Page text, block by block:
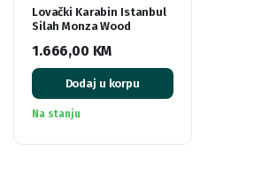
Lovački Karabin Istanbul
Silah Monza Wood
1.666,00 KM
Dodaj u korpu
Na stanju